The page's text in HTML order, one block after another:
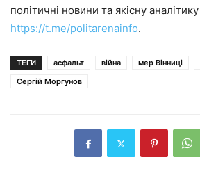
політичні новини та якісну
https://t.me/politarenainfo.
ТЕГИ асфальт війна мер Вінниці
Сергій Моргунов